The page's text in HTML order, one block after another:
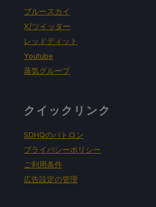
ブルースカイ
X/ツイッター
レッドディット
Youtube
蒸気グループ
クイックリンク
SDHQのパトロン
プライバシーポリシー
ご利用条件
広告設定の管理